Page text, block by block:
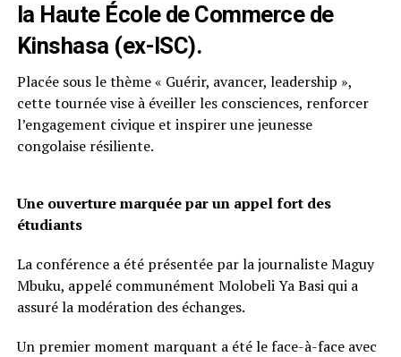
la Haute École de Commerce de
Kinshasa (ex-ISC).
Placée sous le thème « Guérir, avancer, leadership »,
cette tournée vise à éveiller les consciences, renforcer
l’engagement civique et inspirer une jeunesse
congolaise résiliente.
Une ouverture marquée par un appel fort des
étudiants
La conférence a été présentée par la journaliste Maguy
Mbuku, appelé communément Molobeli Ya Basi qui a
assuré la modération des échanges.
Un premier moment marquant a été le face-à-face avec